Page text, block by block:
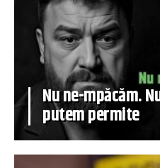
Nu ne-mpăcăm.
putem permite